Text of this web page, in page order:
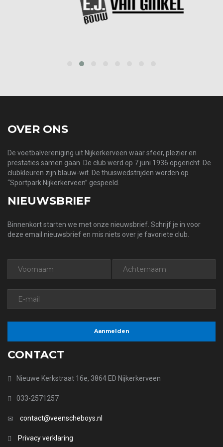
OVER ONS
De voetbalvereniging uit Nijkerkerveen waar sfeer, plezier en
prestaties samen gaan. De club werd op 7 juni 1936 opgericht. De
clubkleuren zijn blauw-wit. De thuiswedstrijden worden op
“Sportpark Nijkerkerveen” gespeeld.
NIEUWSBRIEF
Binnenkort starten we met onze nieuwsbrief. Schrijf je in voor
deze email nieuwsbrief en mis niets over je favoriete club.
CONTACT
Nieuwe Kerkstraat 16e, 3864 ED Nijkerkerveen
033-2571257
contact@veenscheboys.nl
Privacy verklaring